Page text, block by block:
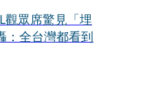
觀眾席驚見「埋
全台灣都看到